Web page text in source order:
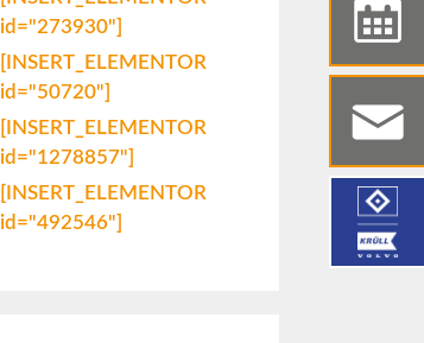
id="273930"]
[INSERT_ELEMENTOR
id="50720"]
[INSERT_ELEMENTOR
id="1278857"]
[INSERT_ELEMENTOR
id="492546"]